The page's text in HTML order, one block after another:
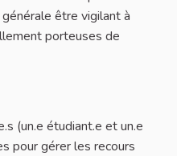
être vigilant à
porteuses de
(un.e étudiant.e et un.e
pour gérer les recours